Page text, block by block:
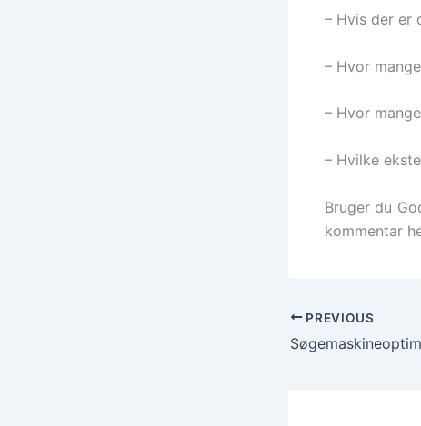
– Hvis der er
– Hvor
– Hvor
– Hvilke
Bruger du
kommentar
PREVIOUS